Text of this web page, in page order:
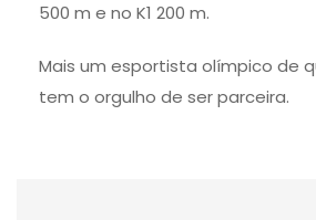
500 m e no K1 200 m.
Mais um esportista olímpico de
tem o orgulho de ser parceira.